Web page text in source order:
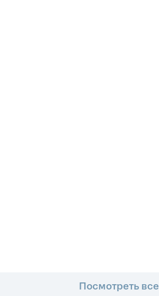
Посмотреть все